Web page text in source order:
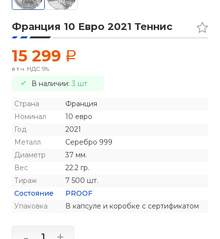
Франция 10 Евро 2021 Теннис
15 299 a
в т.ч. НДС 5%
В наличии: 3 шт
Страна
Франция
Номинал
10 евро
Год
2021
Металл
Серебро 999
Диаметр
37 мм.
Вес
22.2 гр.
Тираж
7 500 шт.
Состояние
PROOF
Упаковка
В капсуле и коробке с сертификатом